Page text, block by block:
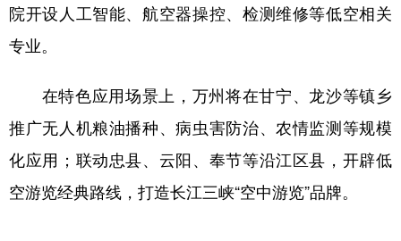
院开设人工智能、航空器操控、检测维修等低空相关
专业。
在特色应用场景上，万州将在甘宁、龙沙等镇乡
推广无人机粮油播种、病虫害防治、农情监测等规模
化应用；联动忠县、云阳、奉节等沿江区县，开辟低
空游览经典路线，打造长江三峡“空中游览”品牌。